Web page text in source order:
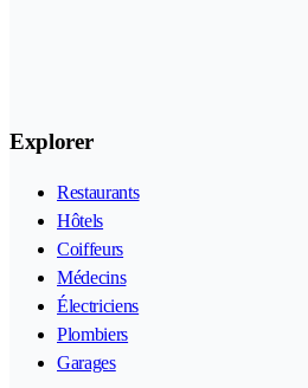
Explorer
Restaurants
Hôtels
Coiffeurs
Médecins
Électriciens
Plombiers
Garages